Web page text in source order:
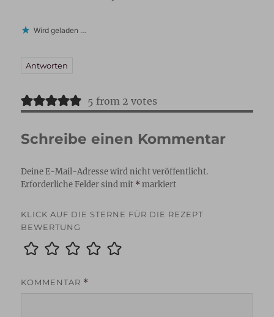
Wird geladen …
Antworten
5 from 2 votes
Schreibe einen Kommentar
Deine E-Mail-Adresse wird nicht veröffentlicht.
Erforderliche Felder sind mit *markiert
KLICK AUF DIE STERNE FÜR DIE REZEPT
BEWERTUNG
KOMMENTAR *